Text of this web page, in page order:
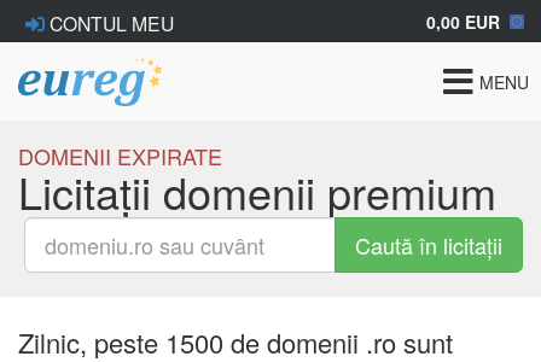
CONTUL MEU 0,00 EUR
Toggle
MENU
DOMENII EXPIRATE
Licitații domenii premium
Caută în licitații
Zilnic, peste 1500 de domenii .ro sunt